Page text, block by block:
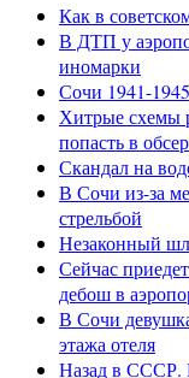
Как в
В ДТП у
иномарки
Сочи 1941-
Хитрые схемы
попасть в
Скандал на
В Сочи из-за
стрельбой
Незаконный
Сейчас
дебош в
В Сочи
этажа отеля
Назад в СССР.